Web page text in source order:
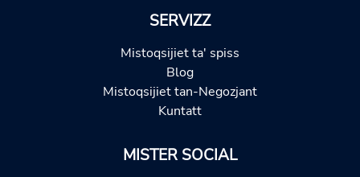
SERVIZZ
Mistoqsijiet ta' spiss
Blog
Mistoqsijiet tan-Negozjant
Kuntatt
MISTER SOCIAL